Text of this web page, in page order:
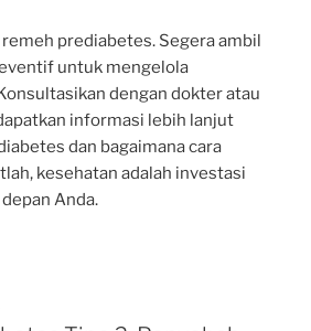
remeh prediabetes. Segera ambil
untuk mengelola
dengan dokter atau
informasi lebih lanjut
dan bagaimana cara
kesehatan adalah investasi
Anda.